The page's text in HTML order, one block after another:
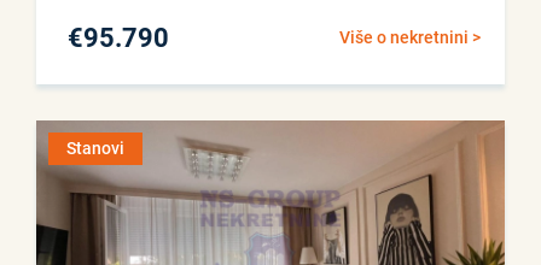
Više o nekretnini >
€95.790
Stanovi